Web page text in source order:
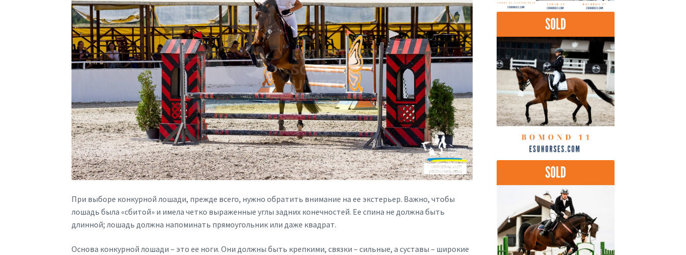
При выборе конкурной лошади, прежде всего, нужно обратить внимание на ее экстерьер. Важно, чтобы
лошадь была «сбитой» и имела четко выраженные углы задних конечностей. Ее спина не должна быть
длинной; лошадь должна напоминать прямоугольник или даже квадрат.
Основа конкурной лошади – это ее ноги. Они должны быть крепкими, связки – сильные, а суставы – широкие